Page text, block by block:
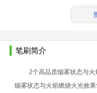
笔刷简介
2个高品质烟雾状态与
烟雾状态与火焰燃烧火光效